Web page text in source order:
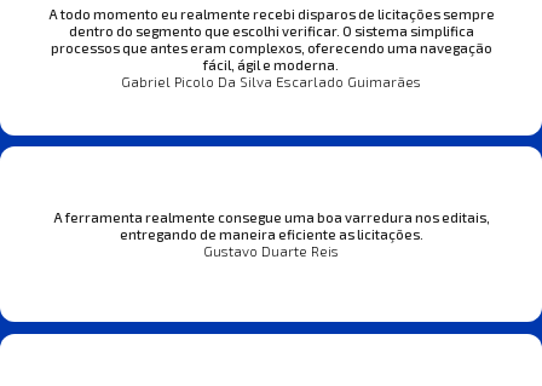
A todo momento eu realmente recebi disparos de licitações sempre
dentro do segmento que escolhi verificar. O sistema simplifica
processos que antes eram complexos, oferecendo uma navegação
fácil, ágil e moderna.
Gabriel Picolo Da Silva Escarlado Guimarães
A ferramenta realmente consegue uma boa varredura nos editais,
entregando de maneira eficiente as licitações.
Gustavo Duarte Reis